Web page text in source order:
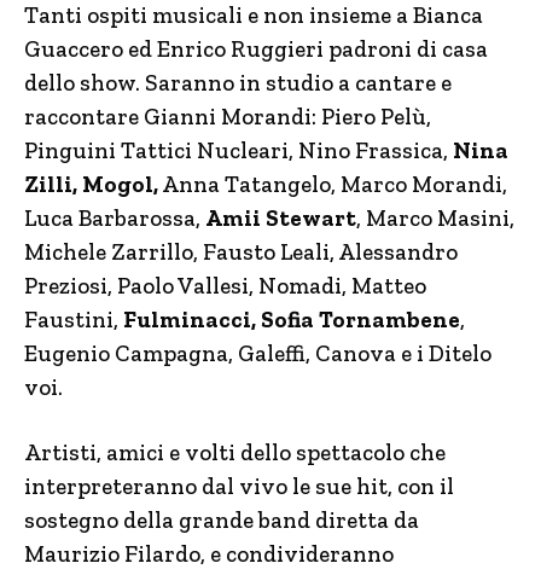
Tanti ospiti musicali e non insieme a Bianca
Guaccero ed Enrico Ruggieri padroni di casa
dello show. Saranno in studio a cantare e
raccontare Gianni Morandi: Piero Pelù,
Pinguini Tattici Nucleari, Nino Frassica, Nina
Zilli, Mogol,Anna Tatangelo, Marco Morandi,
Luca Barbarossa, Amii Stewart, Marco Masini,
Michele Zarrillo, Fausto Leali, Alessandro
Preziosi, Paolo Vallesi, Nomadi, Matteo
Faustini, Fulminacci, Sofia Tornambene,
Eugenio Campagna, Galeffi, Canova e i Ditelo
voi.
Artisti, amici e volti dello spettacolo che
interpreteranno dal vivo le sue hit, con il
sostegno della grande band diretta da
Maurizio Filardo, e condivideranno